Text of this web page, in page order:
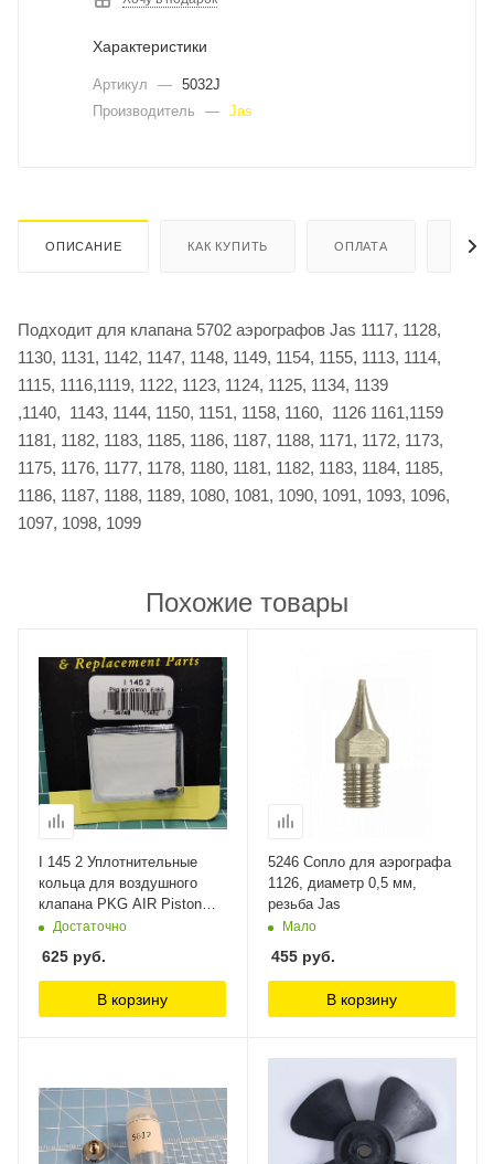
Характеристики
Артикул — 5032J
Производитель
— Jas
ОПИСАНИЕ КАК КУПИТЬ ОПЛАТА
Подходит для клапана 5702 аэрографов Jas 1117, 1128,
1130, 1131, 1142, 1147, 1148, 1149, 1154, 1155, 1113, 1114,
1115, 1116,1119, 1122, 1123, 1124, 1125, 1134, 1139
,1140, 1143, 1144, 1150, 1151, 1158, 1160, 1126 1161,1159
1181, 1182, 1183, 1185, 1186, 1187, 1188, 1171, 1172, 1173,
1175, 1176, 1177, 1178, 1180, 1181, 1182, 1183, 1184, 1185,
1186, 1187, 1188, 1189, 1080, 1081, 1090, 1091, 1093, 1096,
1097, 1098, 1099
Похожие товары
I 145 2 Уплотнительные
кольца для воздушного
клапана PKG AIR Piston
E/BE Anest Iwata
Достаточно
625 руб.
В корзину
5246 Сопло для аэрографа
1126, диаметр 0,5 мм,
резьба Jas
Мало
455 руб.
В корзину